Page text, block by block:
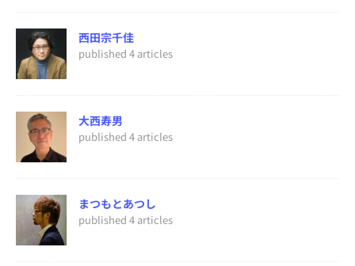
西田宗千佳
published 4 articles
大西寿男
published 4 articles
まつもとあつし
published 4 articles